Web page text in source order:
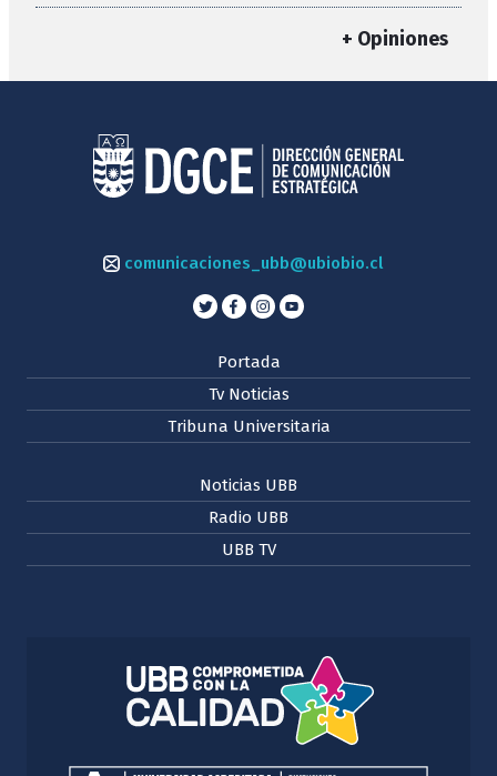
+ Opiniones
comunicaciones_ubb@ubiobio.cl
Portada
Tv Noticias
Tribuna Universitaria
Noticias UBB
Radio UBB
UBB TV